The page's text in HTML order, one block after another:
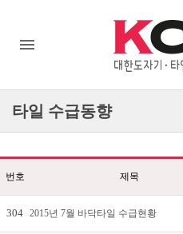
타일 수급동향
번호 제목
304 2015년 7월 바닥타일 수급현황